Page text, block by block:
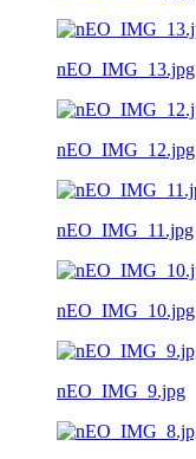
nEO_IMG_13.jpg
nEO_IMG_12.jpg
nEO_IMG_11.jpg
nEO_IMG_10.jpg
nEO_IMG_9.jpg